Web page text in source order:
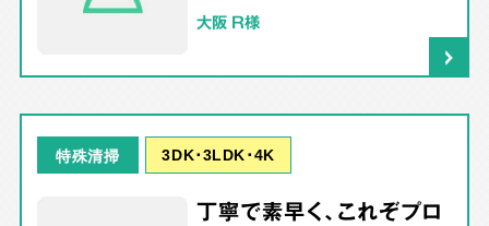
大阪 R様
特殊清掃 3DK･3LDK･4K
丁寧で素早く、これぞプロ